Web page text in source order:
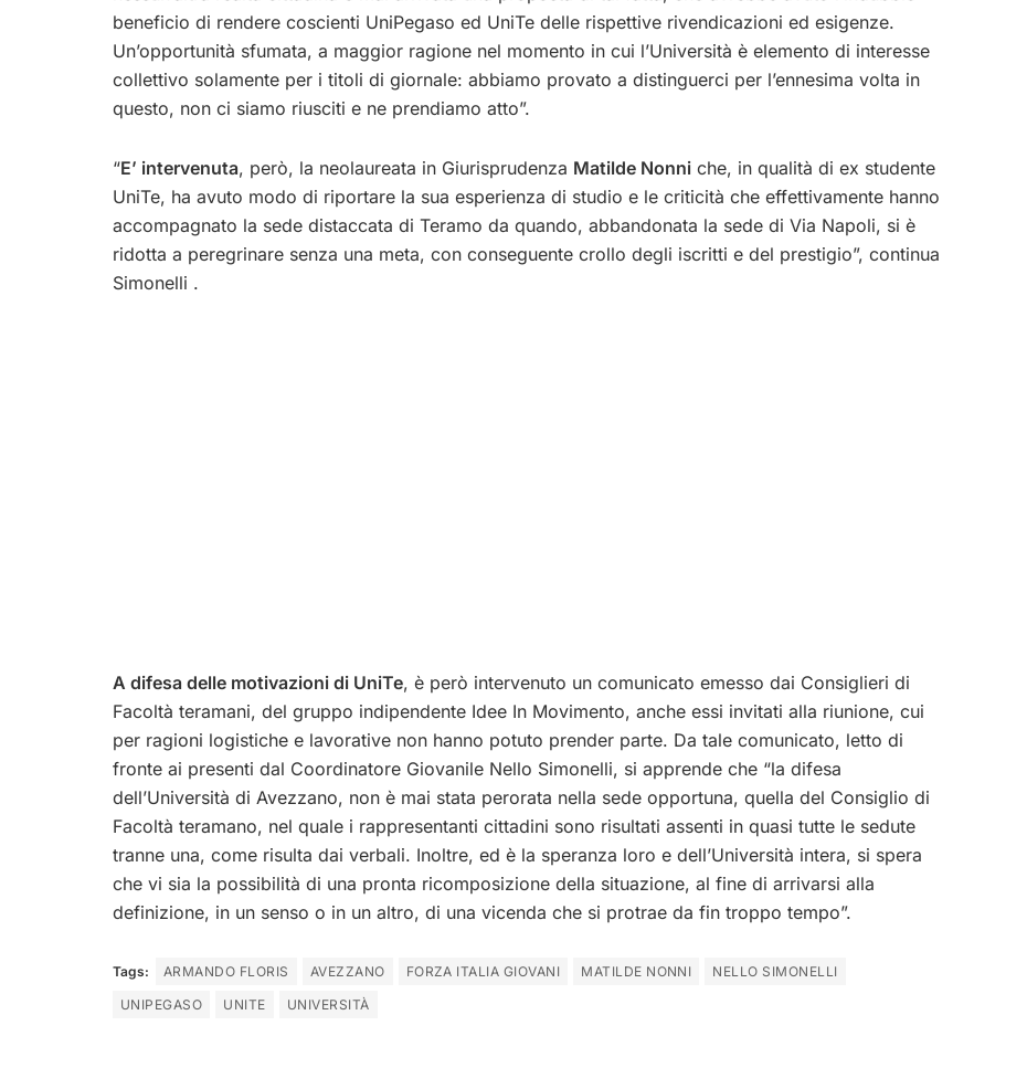
beneficio di rendere coscienti UniPegaso ed UniTe delle rispettive rivendicazioni ed esigenze.
Un’opportunità sfumata, a maggior ragione nel momento in cui l’Università è elemento di interesse
collettivo solamente per i titoli di giornale: abbiamo provato a distinguerci per l’ennesima volta in
questo, non ci siamo riusciti e ne prendiamo atto”.
“E’ intervenuta, però, la neolaureata in Giurisprudenza Matilde Nonni che, in qualità di ex studente
UniTe, ha avuto modo di riportare la sua esperienza di studio e le criticità che effettivamente hanno
accompagnato la sede distaccata di Teramo da quando, abbandonata la sede di Via Napoli, si è
ridotta a peregrinare senza una meta, con conseguente crollo degli iscritti e del prestigio”, continua
Simonelli .
A difesa delle motivazioni di UniTe, è però intervenuto un comunicato emesso dai Consiglieri di
Facoltà teramani, del gruppo indipendente Idee In Movimento, anche essi invitati alla riunione, cui
per ragioni logistiche e lavorative non hanno potuto prender parte. Da tale comunicato, letto di
fronte ai presenti dal Coordinatore Giovanile Nello Simonelli, si apprende che “la difesa
dell’Università di Avezzano, non è mai stata perorata nella sede opportuna, quella del Consiglio di
Facoltà teramano, nel quale i rappresentanti cittadini sono risultati assenti in quasi tutte le sedute
tranne una, come risulta dai verbali. Inoltre, ed è la speranza loro e dell’Università intera, si spera
che vi sia la possibilità di una pronta ricomposizione della situazione, al fine di arrivarsi alla
definizione, in un senso o in un altro, di una vicenda che si protrae da fin troppo tempo”.
Tags: ARMANDO FLORIS AVEZZANO FORZA ITALIA GIOVANI MATILDE NONNI
NELLO SIMONELLI
UNIPEGASO
UNITE UNIVERSITÀ